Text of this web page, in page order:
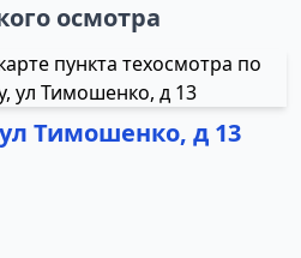
осмотра
Тимошенко, д 13